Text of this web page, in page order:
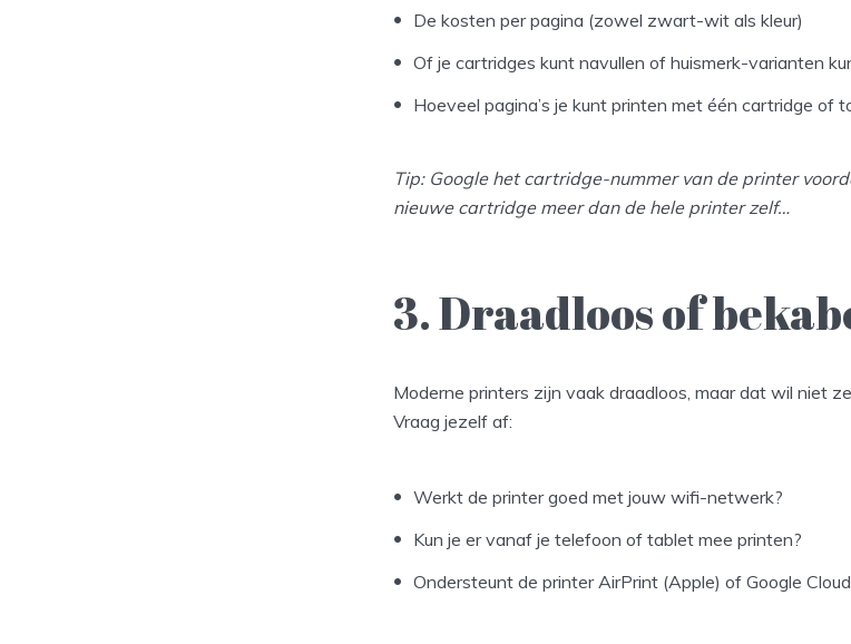
De kosten per pagina (zowel zwart-wit als kleur)
Of je cartridges kunt navullen of huismerk-varianten
Hoeveel pagina’s je kunt printen met één cartridge of
Tip: Google het cartridge-nummer van de printer
nieuwe cartridge meer dan de hele printer zelf…
3. Draadloos of
Moderne printers zijn vaak draadloos, maar dat wil niet
Vraag jezelf af:
Werkt de printer goed met jouw wifi-netwerk?
Kun je er vanaf je telefoon of tablet mee printen?
Ondersteunt de printer AirPrint (Apple) of Google